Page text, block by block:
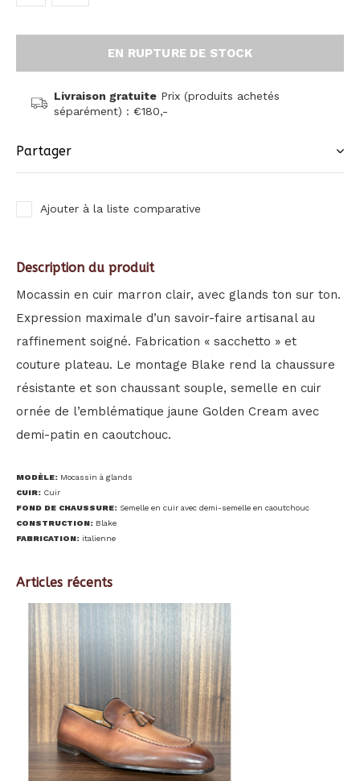
EN RUPTURE DE STOCK
Livraison gratuitePrix (produits achetés
séparément) : €180,-
Partager
Ajouter à la liste comparative
Description du produit
Mocassin en cuir marron clair, avec glands ton sur ton.
Expression maximale d’un savoir-faire artisanal au
raffinement soigné. Fabrication « sacchetto » et
couture plateau. Le montage Blake rend la chaussure
résistante et son chaussant souple, semelle en cuir
ornée de l’emblématique jaune Golden Cream avec
demi-patin en caoutchouc.
MODÈLE: Mocassin à glands
CUIR: Cuir
FOND DE CHAUSSURE: Semelle en cuir avec demi-semelle en caoutchouc
CONSTRUCTION: Blake
FABRICATION: italienne
Articles récents